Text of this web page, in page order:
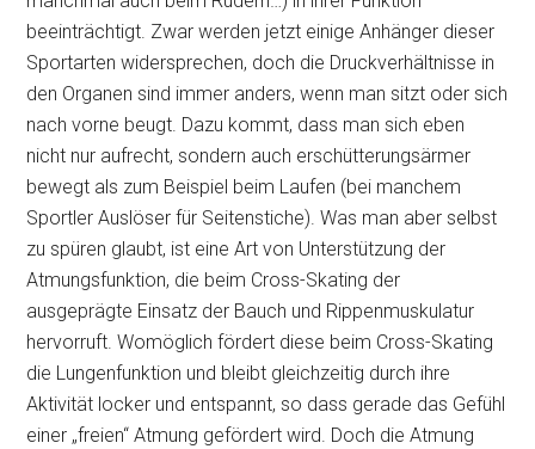
beeinträchtigt. Zwar werden jetzt einige Anhänger dieser
Sportarten widersprechen, doch die Druckverhältnisse in
den Organen sind immer anders, wenn man sitzt oder sich
nach vorne beugt. Dazu kommt, dass man sich eben
nicht nur aufrecht, sondern auch erschütterungsärmer
bewegt als zum Beispiel beim Laufen (bei manchem
Sportler Auslöser für Seitenstiche). Was man aber selbst
zu spüren glaubt, ist eine Art von Unterstützung der
Atmungsfunktion, die beim Cross-Skating der
ausgeprägte Einsatz der Bauch und Rippenmuskulatur
hervorruft. Womöglich fördert diese beim Cross-Skating
die Lungenfunktion und bleibt gleichzeitig durch ihre
Aktivität locker und entspannt, so dass gerade das Gefühl
einer „freien“ Atmung gefördert wird. Doch die Atmung